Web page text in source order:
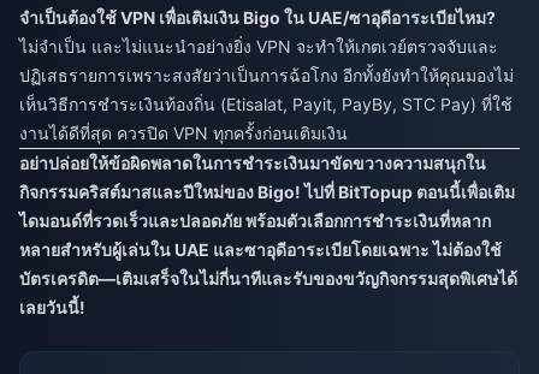
จำเป็นต้องใช้ VPN เพื่อเติมเงิน Bigo ใน UAE/ซาอุดีอาระเบียไหม?
ไม่จำเป็น และไม่แนะนำอย่างยิ่ง VPN จะทำให้เกตเวย์ตรวจจับและ
ปฏิเสธรายการเพราะสงสัยว่าเป็นการฉ้อโกง อีกทั้งยังทำให้คุณมองไม่
เห็นวิธีการชำระเงินท้องถิ่น (Etisalat, Payit, PayBy, STC Pay) ที่ใช้
งานได้ดีที่สุด ควรปิด VPN ทุกครั้งก่อนเติมเงิน
อย่าปล่อยให้ข้อผิดพลาดในการชำระเงินมาขัดขวางความสนุกใน
กิจกรรมคริสต์มาสและปีใหม่ของ Bigo! ไปที่ BitTopup ตอนนี้เพื่อเติม
ไดมอนด์ที่รวดเร็วและปลอดภัย พร้อมตัวเลือกการชำระเงินที่หลาก
หลายสำหรับผู้เล่นใน UAE และซาอุดีอาระเบียโดยเฉพาะ ไม่ต้องใช้
บัตรเครดิต—เติมเสร็จในไม่กี่นาทีและรับของขวัญกิจกรรมสุดพิเศษได้
เลยวันนี้!